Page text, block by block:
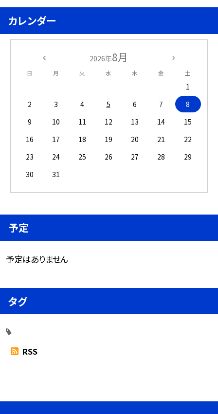
カレンダー
2026年8月
日 月 火 水 木 金 土
1
2
3 4 5 6 7
8
9
10 11 12 13 14
15
16
17 18 19 20 21
22
23
24 25 26 27 28
29
30
31
予定
予定はありません
タグ
RSS